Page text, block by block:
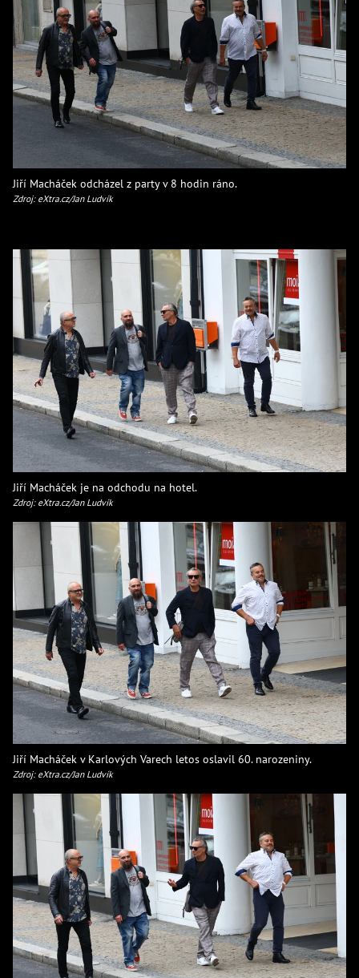
Jiří Macháček odcházel z party v 8 hodin ráno.
Zdroj: eXtra.cz/Jan Ludvík
Jiří Macháček je na odchodu na hotel.
Zdroj: eXtra.cz/Jan Ludvík
Jiří Macháček v Karlových Varech letos oslavil 60. narozeniny.
Zdroj: eXtra.cz/Jan Ludvík